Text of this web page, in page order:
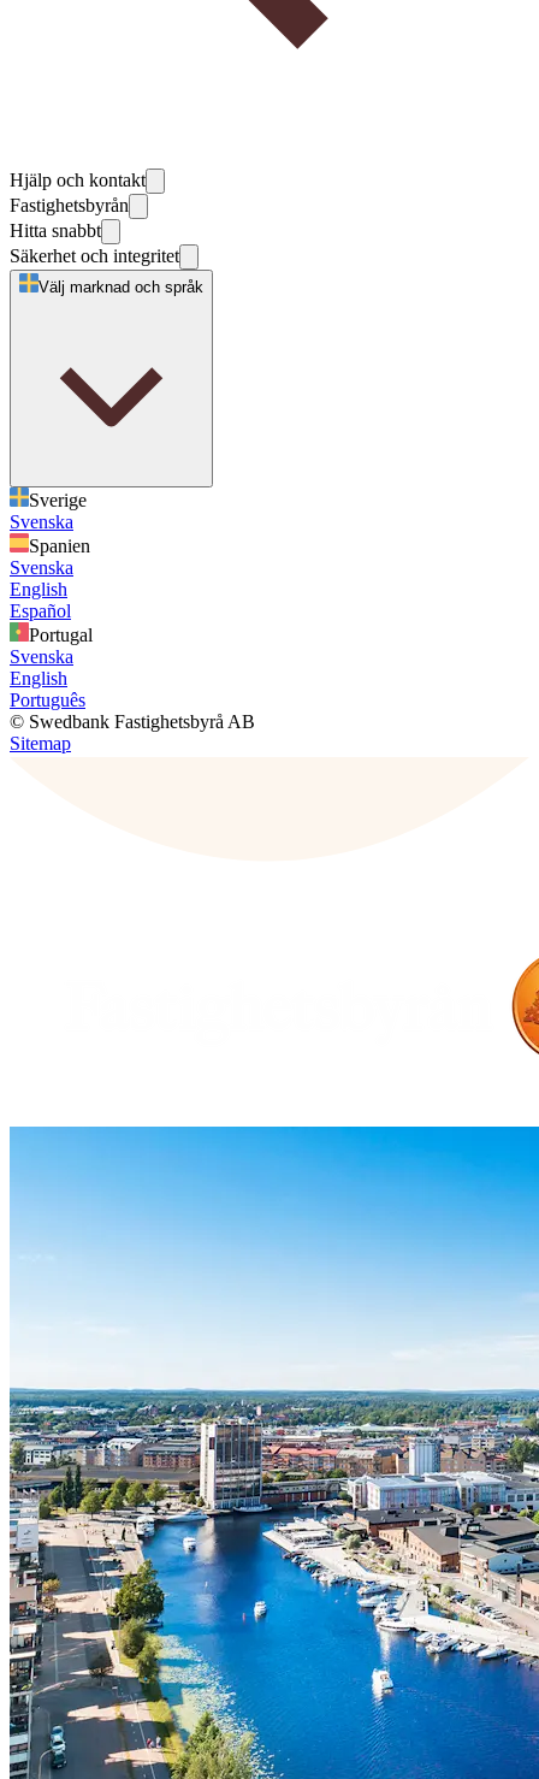
Hjälp och kontakt
Fastighetsbyrån
Hitta snabbt
Säkerhet och integritet
Välj marknad och språk
Sverige
Svenska
Spanien
Svenska
English
Español
Portugal
Svenska
English
Português
© Swedbank Fastighetsbyrå AB
Sitemap